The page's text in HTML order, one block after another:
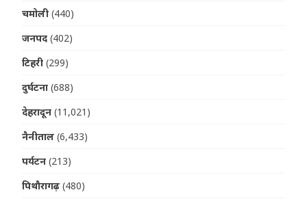
चमोली (440)
जनपद (402)
टिहरी (299)
दुर्घटना (688)
देहरादून (11,021)
नैनीताल (6,433)
पर्यटन (213)
पिथौरागढ़ (480)